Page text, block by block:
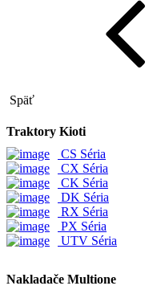
Späť
Traktory Kioti
CS Séria
CX Séria
CK Séria
DK Séria
RX Séria
PX Séria
UTV Séria
Nakladače Multione